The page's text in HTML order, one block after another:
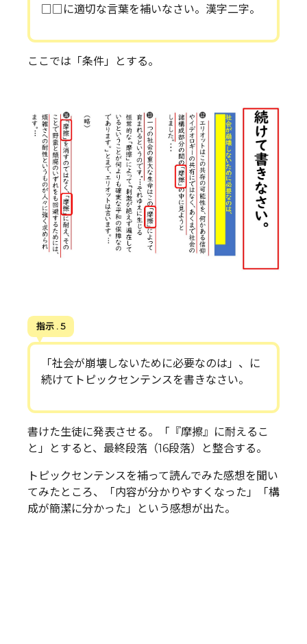
□□に適切な言葉を補いなさい。漢字二字。
ここでは「条件」とする。
指示 . 5
「社会が崩壊しないために必要なのは」、に
続けてトピックセンテンスを書きなさい。
書けた生徒に発表させる。「『摩擦』に耐えるこ
と」とすると、最終段落（16段落）と整合する。
トピックセンテンスを補って読んでみた感想を聞い
てみたところ、「内容が分かりやすくなった」「構
成が簡潔に分かった」という感想が出た。